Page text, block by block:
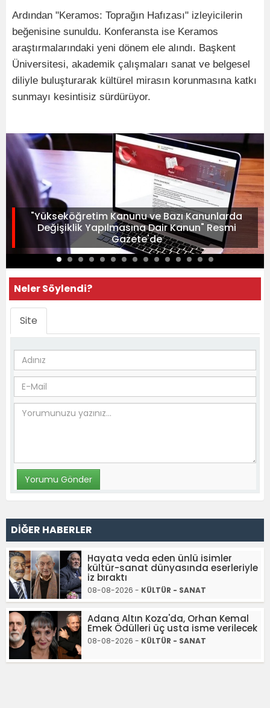
Ardından "Keramos: Toprağın Hafızası" izleyicilerin
beğenisine sunuldu. Konferansta ise Keramos
araştırmalarındaki yeni dönem ele alındı. Başkent
Üniversitesi, akademik çalışmaları sanat ve belgesel
diliyle buluşturarak kültürel mirasın korunmasına katkı
sunmayı kesintisiz sürdürüyor.
"Yükseköğretim Kanunu ve Bazı Kanunlarda
Değişiklik Yapılmasına Dair Kanun" Resmi
Gazete'de
Neler Söylendi?
Site
DİĞER HABERLER
Hayata veda eden ünlü isimler
kültür-sanat dünyasında eserleriyle
iz bıraktı
08-08-2026 - KÜLTÜR - SANAT
Adana Altın Koza'da, Orhan Kemal
Emek Ödülleri üç usta isme verilecek
08-08-2026 - KÜLTÜR - SANAT